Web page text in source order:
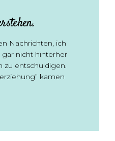
Nachrichten, ich
nicht hinterher
zu entschuldigen.
kamen